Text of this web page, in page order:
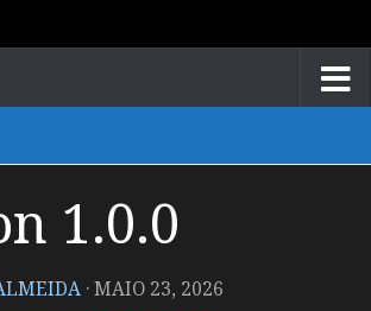
1.0.0
·MAIO 23, 2026